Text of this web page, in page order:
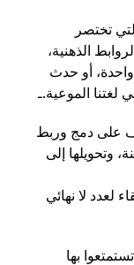
تختصر
الذهنية،
أو حدث
لغتنا الموعية.ـ
على دمج وربط
وتحويلها إلى
لعدد لا نهائي
بها